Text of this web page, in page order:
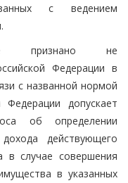
с ведением
признано не
Федерации в
с названной нормой
Федерации допускает
об определении
действующего
в случае совершения
в указанных